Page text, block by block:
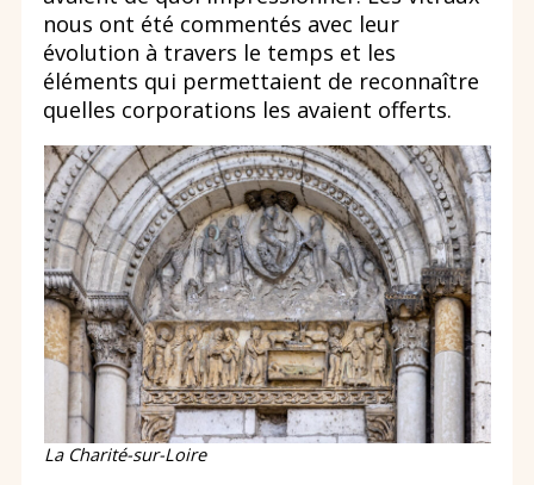
nous ont été commentés avec leur
évolution à travers le temps et les
éléments qui permettaient de reconnaître
quelles corporations les avaient offerts.
La Charité-sur-Loire